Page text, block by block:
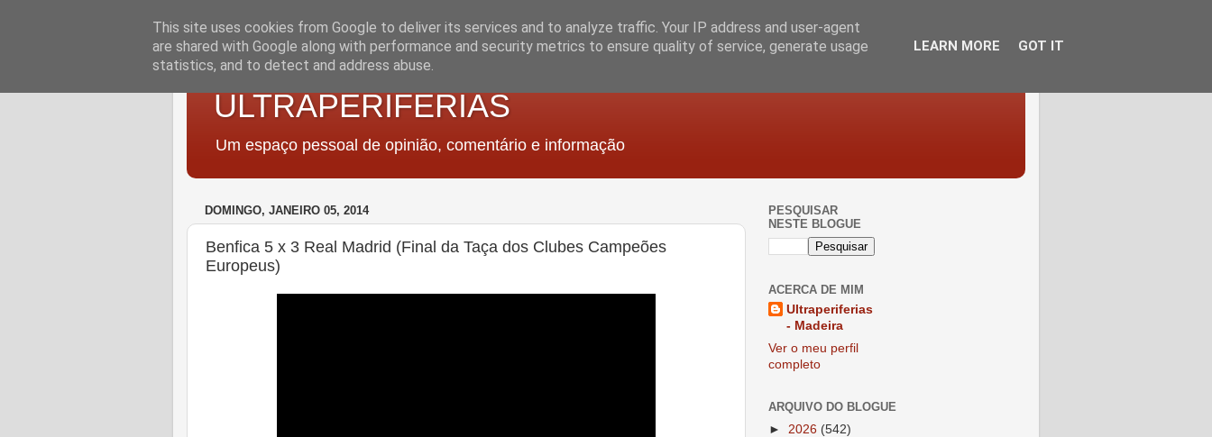
ULTRAPERIFERIAS
Um espaço pessoal de opinião, comentário e informação
DOMINGO, JANEIRO 05, 2014
Benfica 5 x 3 Real Madrid (Final da Taça dos Clubes Campeões
Europeus)
PESQUISAR
NESTE BLOGUE
ACERCA DE MIM
Ultraperiferias
- Madeira
Ver o meu perfil
completo
ARQUIVO DO BLOGUE
► 2026 (542)
This site uses cookies from Google to deliver its services and to analyze traffic. Your IP address and user-agent
are shared with Google along with performance and security metrics to ensure quality of service, generate usage
statistics, and to detect and address abuse.
LEARN MORE GOT IT